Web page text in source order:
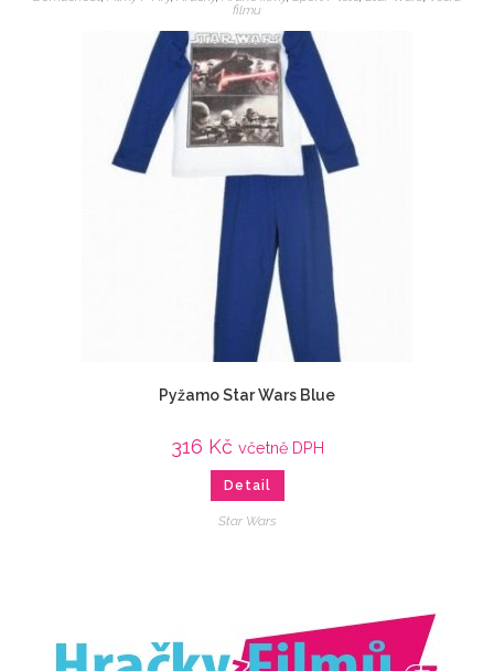
filmu
Pyžamo Star Wars Blue
316 Kč včetně DPH
Detail
Star Wars